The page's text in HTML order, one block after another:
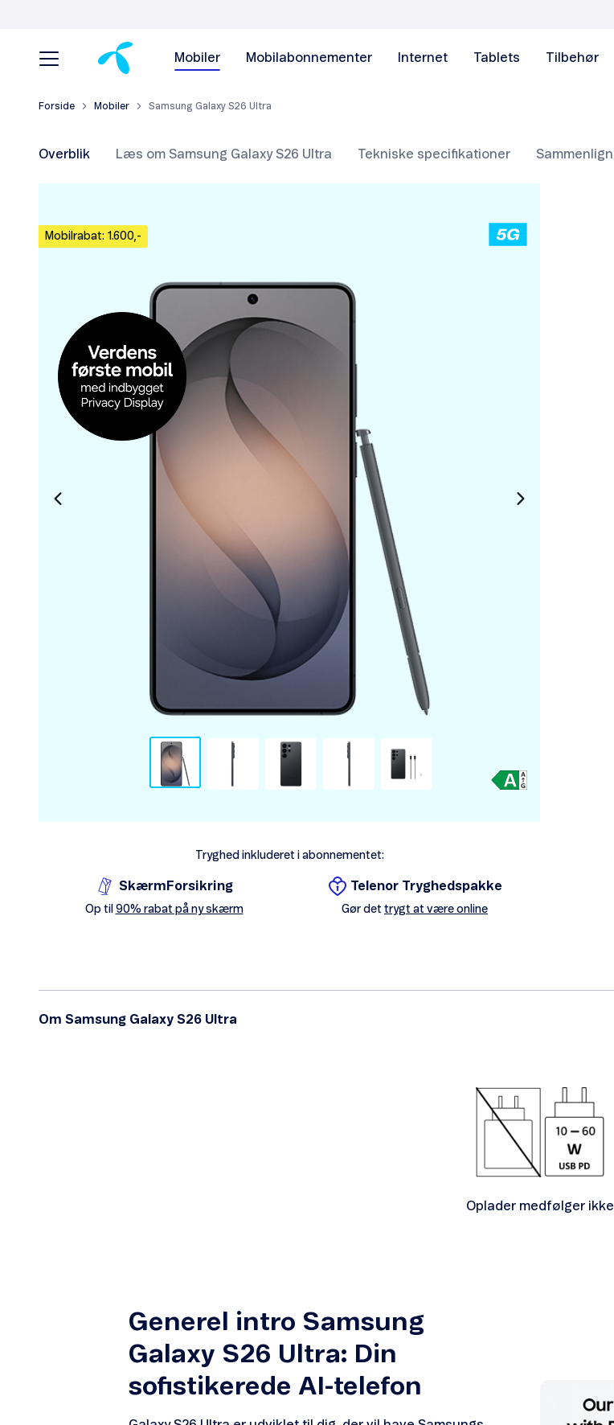
Mobiler Mobilabonnementer Internet Tablets Tilbehør
Forside Mobiler Samsung Galaxy S26 Ultra
Overblik Læs om Samsung Galaxy S26 Ultra Tekniske specifikationer Sammenlign
Mobilrabat: 1.600,-
Tryghed inkluderet i abonnementet:
SkærmForsikring
Op til 90% rabat på ny skærm
Telenor Tryghedspakke
Gør det trygt at være online
Om Samsung Galaxy S26 Ultra
Oplader medfølger ikke
Generel intro Samsung
Galaxy S26 Ultra: Din
sofistikerede AI-telefon